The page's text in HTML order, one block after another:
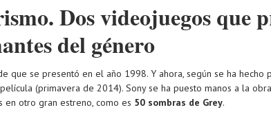
Dos videojuegos que
del género
que se presentó en el año 1998. Y ahora, según se ha
(primavera de 2014). Sony se ha puesto manos a la
en otro gran estreno, como es 50 sombras de Grey.